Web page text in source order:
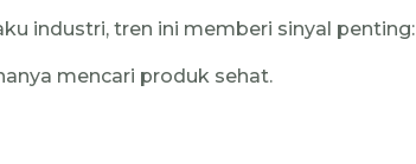
industri, tren ini memberi sinyal penting:
mencari produk sehat.